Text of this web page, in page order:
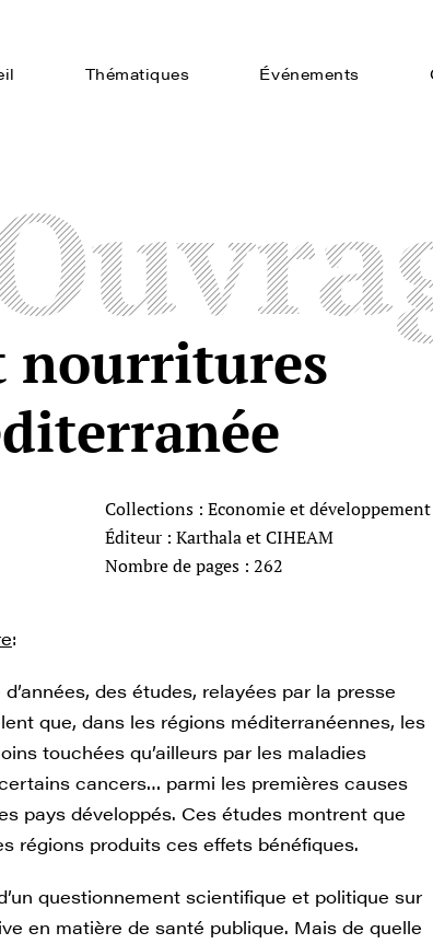
Thématiques Événements
nourritures
Collections : Economie et développement
Éditeur : Karthala et CIHEAM
Nombre de pages : 262
:
des études, relayées par la presse
que, dans les régions méditerranéennes, les
touchées qu’ailleurs par les maladies
cancers… parmi les premières causes
pays développés. Ces études montrent que
régions produits ces effets bénéfiques.
questionnement scientifique et politique sur
en matière de santé publique. Mais de quelle